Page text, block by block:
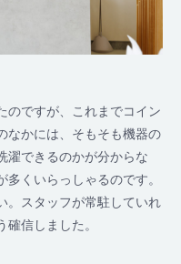
のですが、これまでコイン
なかには、そもそも機器の
濯できるのかが分からな
くいらっしゃるのです。
。スタッフが常駐していれ
信しました。